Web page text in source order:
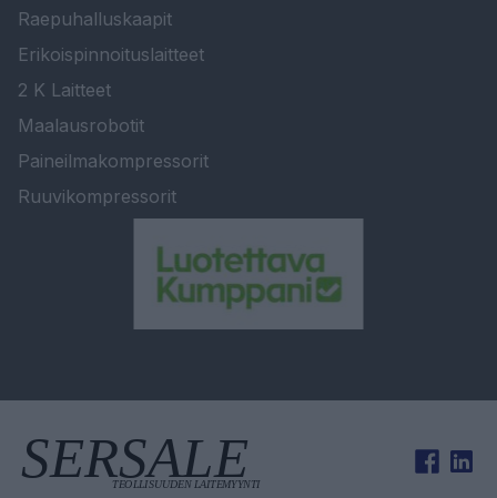
Raepuhalluskaapit
Erikoispinnoituslaitteet
2 K Laitteet
Maalausrobotit
Paineilmakompressorit
Ruuvikompressorit